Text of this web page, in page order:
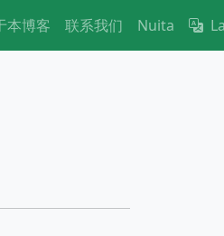
本博客 联系我们 Nuita